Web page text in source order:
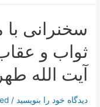
السلام
براساس
میزان
طلب
سخنرانی
ثواب و
آیت الله
دیدگاه‌ خود را بنویسید /